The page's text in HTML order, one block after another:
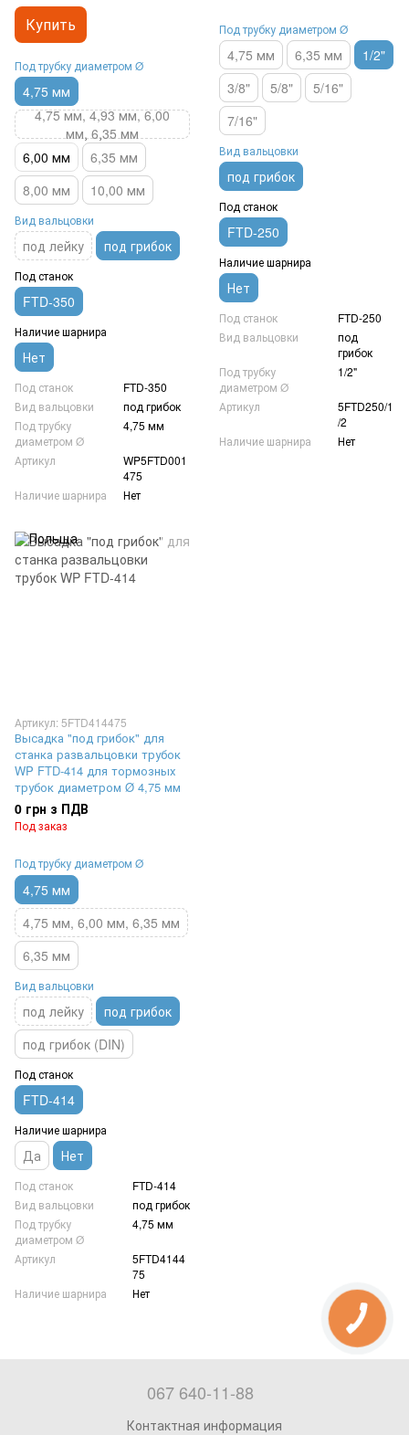
Купить
Под трубку диаметром Ø
4,75 мм
4,75 мм, 4,93 мм, 6,00
мм, 6,35 мм
6,00 мм
6,35 мм
8,00 мм
10,00 мм
Вид вальцовки
под лейку под грибок
Под станок
FTD-350
Наличие шарнира
Нет
Под станок
FTD-350
Вид вальцовки
под грибок
Под трубку
диаметром Ø
4,75 мм
Артикул
WP5FTD001
475
Наличие шарнира
Нет
Под трубку диаметром Ø
4,75 мм 6,35 мм
1/2"
3/8"
5/8"
5/16"
7/16"
Вид вальцовки
под грибок
Под станок
FTD-250
Наличие шарнира
Нет
Под станок
FTD-250
Вид вальцовки
под
грибок
Под трубку
диаметром Ø
1/2"
Артикул
5FTD250/1
/2
Наличие шарнира
Нет
Артикул: 5FTD414475
Высадка "под грибок" для
станка развальцовки трубок
WP FTD-414 для тормозных
трубок диаметром Ø 4,75 мм
0 грн з ПДВ
Под заказ
Под трубку диаметром Ø
4,75 мм
4,75 мм, 6,00 мм, 6,35 мм
6,35 мм
Вид вальцовки
под лейку
под грибок
под грибок (DIN)
Под станок
FTD-414
Наличие шарнира
Да Нет
Под станок
FTD-414
Вид вальцовки
под грибок
Под трубку
диаметром Ø
4,75 мм
Артикул
5FTD4144
75
Наличие шарнира
Нет
067 640-11-88
Контактная информация